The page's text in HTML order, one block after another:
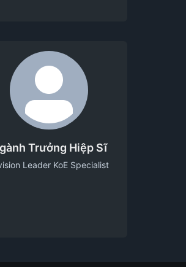
Trưởng Hiệp Sĩ
Leader KoE Specialist